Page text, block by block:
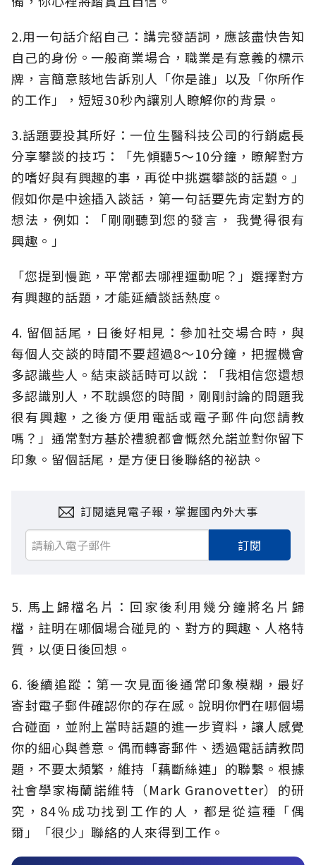
2.用一句話介紹自己：講完發語詞，應該盡快告知
自己的身份。一般商業場合，職業是有意義的標示
牌，言簡意賅地告訴別人「你是誰」以及「你所作
的工作」，短短30秒內讓別人瞭解你的背景。
3.話題要投其所好：一位生醫科技公司的行銷處長
分享攀談的技巧：「先傾聽5〜10分鐘，瞭解對方
的嗜好與有興趣的事，再從中挑選攀談的話題。」
假如你是中途插入談話，第一句話要先肯定對方的
想法，例如：「剛剛聽到您的發言， 我覺得很有
興趣。」
「您提到慢跑，平常都去哪裡運動呢？」選擇對方
有興趣的話題，才能延續談話熱度。
4. 留個話尾，日後好相見：參加社交場合時，與
每個人交談的時間不要超過8〜10分鐘，把握機會
多認識些人。結束談話時可以說：「我相信您還想
多認識別人，不耽誤您的時間，剛剛討論的問題我
很有興趣，之後方便用電話或電子郵件向您請教
嗎？」通常對方基於禮貌都會慨然允諾並對你留下
印象。留個話尾，是方便日後聯絡的祕訣。
訂閱遠見電子報，掌握國內外大事
訂閱
5. 馬上歸檔名片：回家後利用幾分鐘將名片歸
檔，註明在哪個場合碰見的、對方的興趣、人格特
質，以便日後回想。
6. 後續追蹤：第一次見面後通常印象模糊，最好
寄封電子郵件確認你的存在感。說明你們在哪個場
合碰面，並附上當時話題的進一步資料，讓人感覺
你的細心與善意。偶而轉寄郵件、透過電話請教問
題，不要太頻繁，維持「藕斷絲連」的聯繫。根據
社會學家梅蘭諾維特（Mark Granovetter）的研
究，84％成功找到工作的人，都是從這種「偶
爾」「很少」聯絡的人來得到工作。